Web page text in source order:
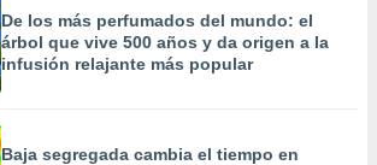
De los más perfumados del mundo: el
árbol que vive 500 años y da origen a la
infusión relajante más popular
Baja segregada cambia el tiempo en